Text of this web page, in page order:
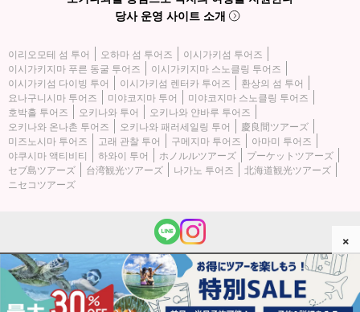
당사 운영 사이트 소개
이리오모테 섬 투어 오하마 섬 투어즈
이시가키섬 투어즈
이시가키지마 푸른 동굴 투어즈
이시가키지마 스노클링 투어즈
이시가키섬 다이빙 투어
이시가키섬 렌터카 투어즈
환상의 섬 투어
요나구니시마 투어즈
미야코지마 투어
미야코지마 스노클링 투어즈
호박홀 투어즈
오키나와 투어
오키나와 얀바루 투어즈
오키나와 온나촌 투어즈
오키나와 패러세일링 투어
慶良間ツアーズ
미즈노시마 투어즈
고래 관찰 투어 구메지마 투어즈
아마미 투어즈
야쿠시마 액티비티
하와이 투어 ホノルルツアーズ
プーケットツアーズ
セブ島ツアーズ
台湾観光ツアーズ 나가노 투어즈
北海道観光ツアーズ
ニセコツアーズ
(c) 2026 이리오모테 섬 투어즈 All Rights Reserved.
×